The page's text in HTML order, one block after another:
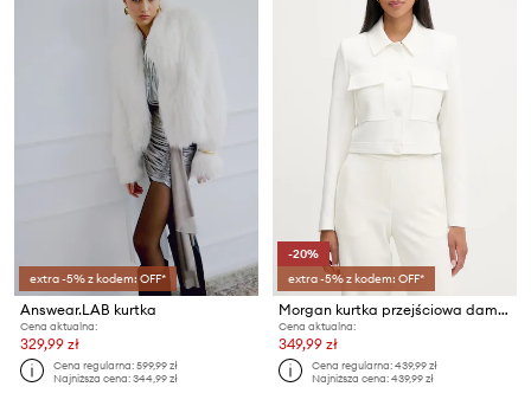
extra -5% z kodem: OFF*
Answear.LAB kurtka
Cena aktualna:
329,99 zł
Cena regularna:599,99 zł
Najniższa cena:344,99 zł
-20%
extra -5% z kodem: OFF*
Morgan kurtka przejściowa damska
Cena aktualna:
349,99 zł
Cena regularna:439,99 zł
Najniższa cena:439,99 zł